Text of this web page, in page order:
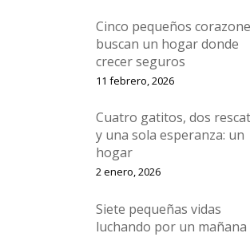
Cinco pequeños
buscan un hogar donde
crecer seguros
11 febrero, 2026
Cuatro gatitos, dos
y una sola esperanza: un
hogar
2 enero, 2026
Siete pequeñas vidas
luchando por un mañana